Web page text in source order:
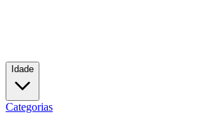
Idade
Categorias